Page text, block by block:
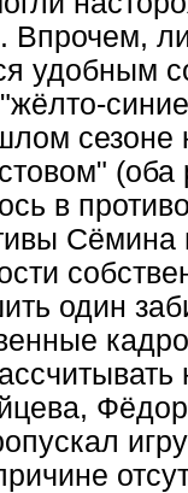
Впрочем,
удобным
(оба
в
один